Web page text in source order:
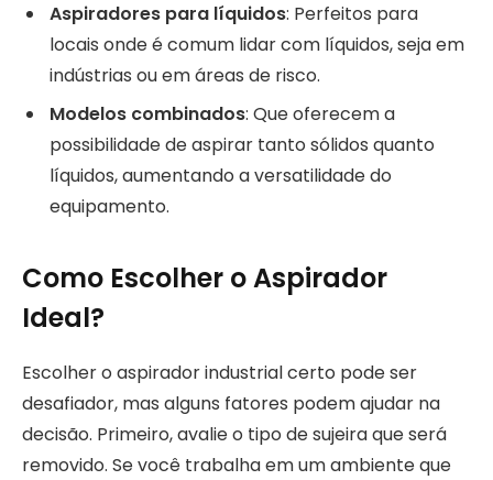
Aspiradores para líquidos: Perfeitos para
locais onde é comum lidar com líquidos, seja em
indústrias ou em áreas de risco.
Modelos combinados: Que oferecem a
possibilidade de aspirar tanto sólidos quanto
líquidos, aumentando a versatilidade do
equipamento.
Como Escolher o Aspirador
Ideal?
Escolher o aspirador industrial certo pode ser
desafiador, mas alguns fatores podem ajudar na
decisão. Primeiro, avalie o tipo de sujeira que será
removido. Se você trabalha em um ambiente que